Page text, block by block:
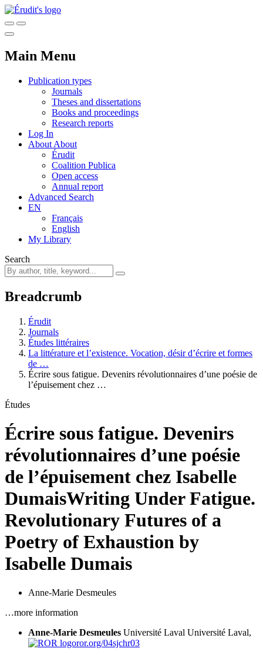
Main Menu
Publication types
Journals
Theses and dissertations
Books and proceedings
Research reports
Log In
About About
Érudit
Coalition Publica
Open access
Annual report
Advanced Search
EN
Français
English
My Library
Search
Breadcrumb
Érudit
Journals
Études littéraires
La littérature et l’existence. Vocation, désir d’écrire et formes
de …
Écrire sous fatigue. Devenirs révolutionnaires d’une poésie de
l’épuisement chez …
Études
Écrire sous fatigue. Devenirs
révolutionnaires d’une poésie
de l’épuisement chez Isabelle
DumaisWriting Under Fatigue.
Revolutionary Futures of a
Poetry of Exhaustion by
Isabelle Dumais
Anne-Marie Desmeules
…more information
Anne-Marie Desmeules Université Laval Université Laval,
ror.org/04sjchr03